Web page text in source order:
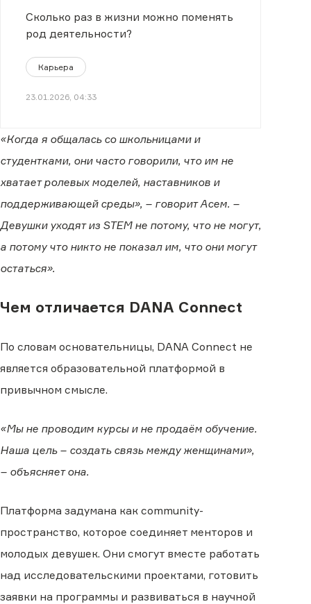
Сколько раз в жизни можно поменять
род деятельности?
Карьера
23.01.2026, 04:33
«Когда я общалась со школьницами и
студентками, они часто говорили, что им не
хватает ролевых моделей, наставников и
поддерживающей среды», – говорит Асем. –
Девушки уходят из STEM не потому, что не могут,
а потому что никто не показал им, что они могут
остаться».
Чем отличается DANA Connect
По словам основательницы, DANA Connect не
является образовательной платформой в
привычном смысле.
«Мы не проводим курсы и не продаём обучение.
Наша цель – создать связь между женщинами»,
– объясняет она.
Платформа задумана как community-
пространство, которое соединяет менторов и
молодых девушек. Они смогут вместе работать
над исследовательскими проектами, готовить
заявки на программы и развиваться в научной